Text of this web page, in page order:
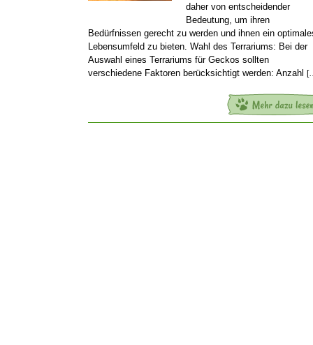
daher von entscheidender
Bedeutung, um ihren
Bedürfnissen gerecht zu werden und ihnen ein
Lebensumfeld zu bieten. Wahl des Terrariums: Bei der
Auswahl eines Terrariums für Geckos sollten
verschiedene Faktoren berücksichtigt werden: Anzahl